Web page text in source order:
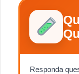
Responda